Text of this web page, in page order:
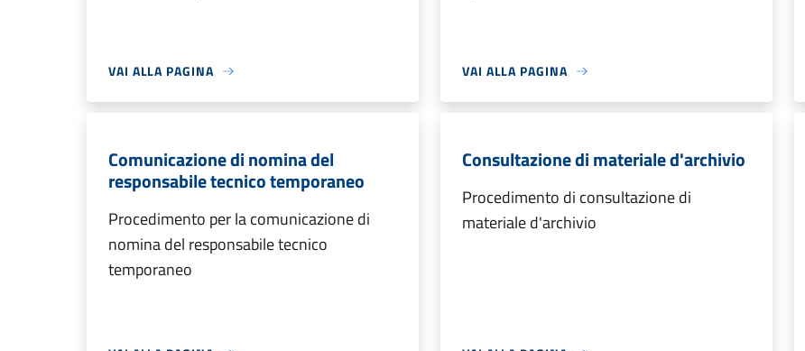
VAI ALLA PAGINA VAI ALLA PAGINA
Comunicazione di nomina del
responsabile tecnico temporaneo
Procedimento per la comunicazione di
nomina del responsabile tecnico
temporaneo
Consultazione di materiale d'archivio
Procedimento di consultazione di
materiale d'archivio